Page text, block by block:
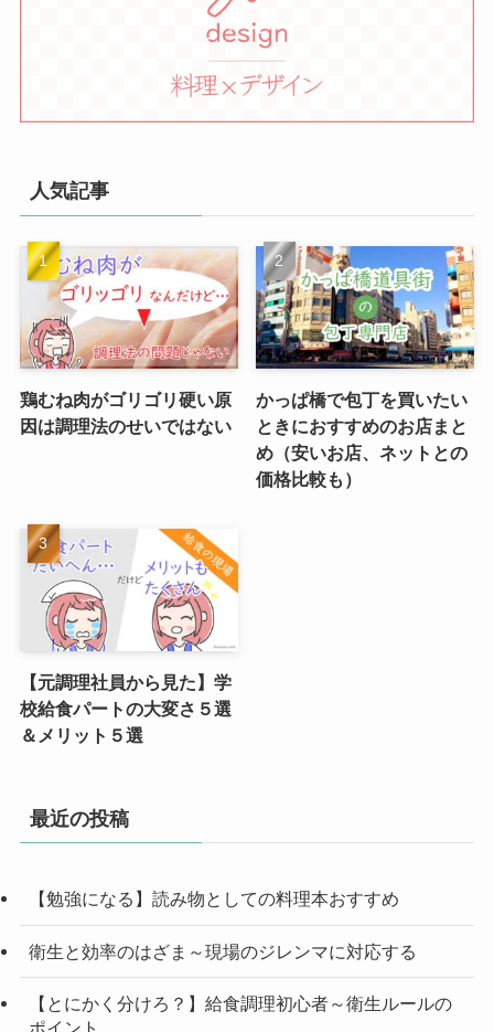
人気記事
鶏むね肉がゴリゴリ硬い原
因は調理法のせいではない
かっぱ橋で包丁を買いたい
ときにおすすめのお店まと
め（安いお店、ネットとの
価格比較も）
【元調理社員から見た】学
校給食パートの大変さ５選
＆メリット５選
最近の投稿
【勉強になる】読み物としての料理本おすすめ
衛生と効率のはざま～現場のジレンマに対応する
【とにかく分けろ？】給食調理初心者～衛生ルールの
ポイント